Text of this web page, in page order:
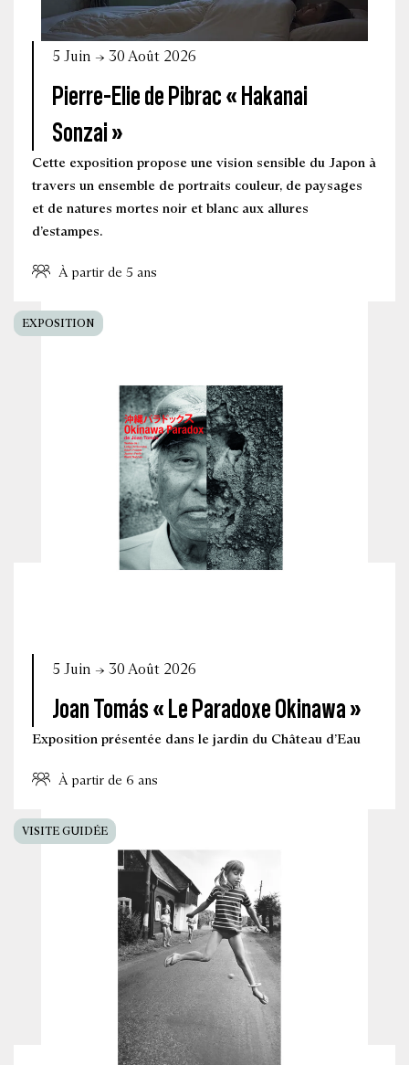
Pierre-Elie de Pibrac « Hakanai
Sonzai »
5 Juin → 30 Août 2026
Cette exposition propose une vision sensible du Japon à
travers un ensemble de portraits couleur, de paysages
et de natures mortes noir et blanc aux allures
d’estampes.
À partir de 5 ans
Joan Tomás « Le Paradoxe Okinawa »
5 Juin → 30 Août 2026
Exposition présentée dans le jardin du Château d’Eau
À partir de 6 ans
EXPOSITION
VISITE GUIDÉE